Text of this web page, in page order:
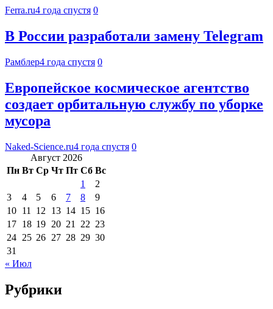
Ferra.ru4 года спустя 0
В России разработали замену Telegram
Рамблер4 года спустя 0
Европейское космическое агентство
создает орбитальную службу по уборке
мусора
Naked-Science.ru4 года спустя 0
Август 2026
Пн Вт Ср Чт Пт Сб Вс
1
2
3
4 5 6 7 8
9
10 11 12 13 14 15 16
17 18 19 20 21 22 23
24 25 26 27 28 29 30
31
« Июл
Рубрики